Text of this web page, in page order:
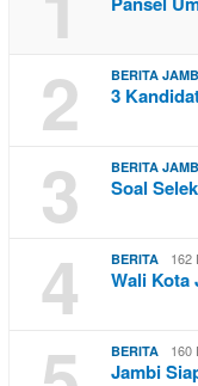
2 BERITA
3
3 BERITA
Soal
4 BERITA 162
Wali Kota
BERITA 160
Jambi